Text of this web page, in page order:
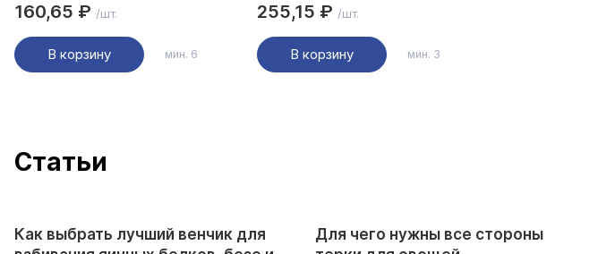
160,65 ₽ /шт.
В корзину мин. 6
255,15 ₽/шт.
В корзину мин. 3
Cтатьи
Как выбрать лучший венчик для
Для чего нужны все стороны